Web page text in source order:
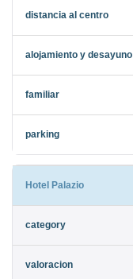
Hotel Palazio